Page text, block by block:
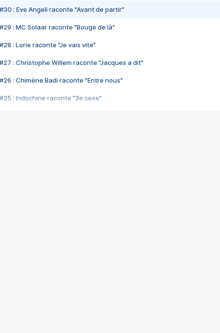
#30 : Eve Angeli raconte "Avant de partir"
#29 : MC Solaar raconte "Bouge de là"
#28 : Lorie raconte "Je vais vite"
#27 : Christophe Willem raconte "Jacques a dit"
#26 : Chimène Badi raconte "Entre nous"
#25 : Indochine raconte "3e sexe"